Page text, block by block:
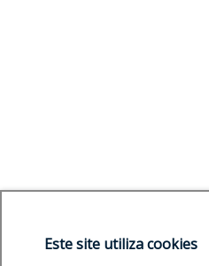
Este site utiliza cookies